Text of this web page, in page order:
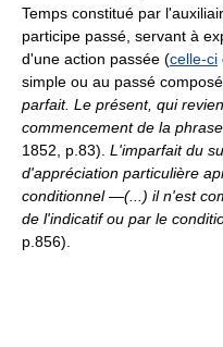
Temps constitué par
participe passé, servant à
d'une action passée (celle-ci
simple ou au passé
parfait. Le présent, qui
commencement de la
1852, p.83). L'imparfait du
d'appréciation particulière
conditionnel —(...) il n'est
de l'indicatif ou par le
p.856).